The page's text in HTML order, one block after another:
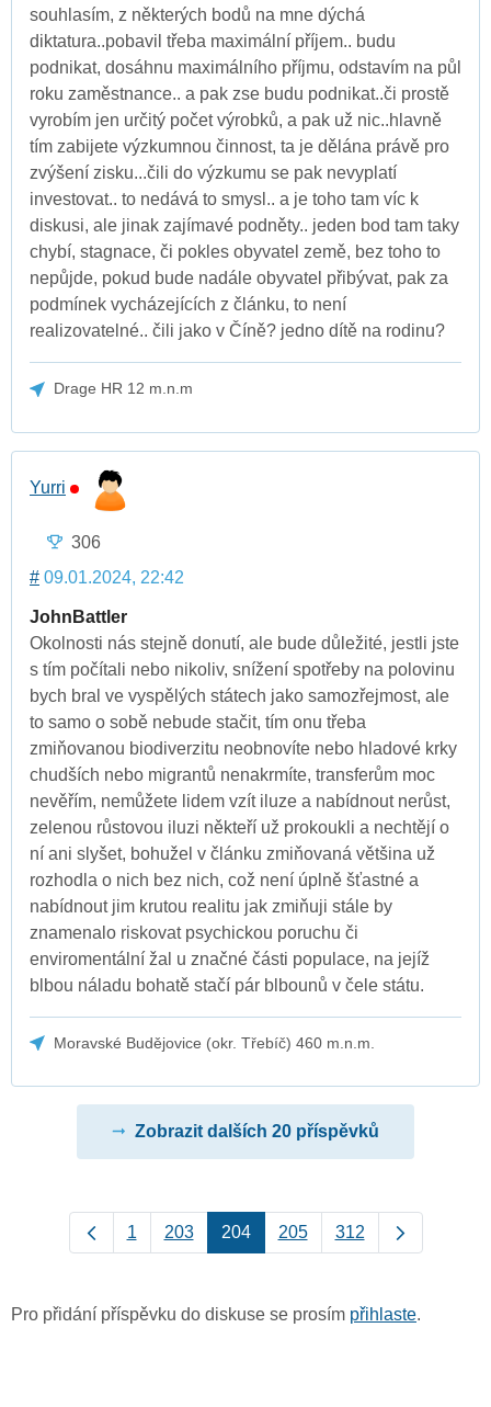
souhlasím, z některých bodů na mne dýchá
diktatura..pobavil třeba maximální příjem.. budu
podnikat, dosáhnu maximálního příjmu, odstavím na půl
roku zaměstnance.. a pak zse budu podnikat..či prostě
vyrobím jen určitý počet výrobků, a pak už nic..hlavně
tím zabijete výzkumnou činnost, ta je dělána právě pro
zvýšení zisku...čili do výzkumu se pak nevyplatí
investovat.. to nedává to smysl.. a je toho tam víc k
diskusi, ale jinak zajímavé podněty.. jeden bod tam taky
chybí, stagnace, či pokles obyvatel země, bez toho to
nepůjde, pokud bude nadále obyvatel přibývat, pak za
podmínek vycházejících z článku, to není
realizovatelné.. čili jako v Číně? jedno dítě na rodinu?
Drage HR 12 m.n.m
Yurri
306
# 09.01.2024, 22:42
JohnBattler
Okolnosti nás stejně donutí, ale bude důležité, jestli jste
s tím počítali nebo nikoliv, snížení spotřeby na polovinu
bych bral ve vyspělých státech jako samozřejmost, ale
to samo o sobě nebude stačit, tím onu třeba
zmiňovanou biodiverzitu neobnovíte nebo hladové krky
chudších nebo migrantů nenakrmíte, transferům moc
nevěřím, nemůžete lidem vzít iluze a nabídnout nerůst,
zelenou růstovou iluzi někteří už prokoukli a nechtějí o
ní ani slyšet, bohužel v článku zmiňovaná většina už
rozhodla o nich bez nich, což není úplně šťastné a
nabídnout jim krutou realitu jak zmiňuji stále by
znamenalo riskovat psychickou poruchu či
enviromentální žal u značné části populace, na jejíž
blbou náladu bohatě stačí pár blbounů v čele státu.
Moravské Budějovice (okr. Třebíč) 460 m.n.m.
Zobrazit dalších 20 příspěvků
1 203 204 205 312
Pro přidání příspěvku do diskuse se prosím přihlaste.